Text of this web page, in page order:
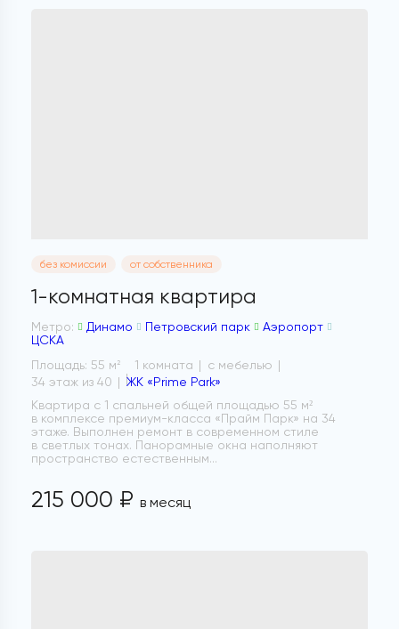
без комиссии от собственника
1-комнатная квартира
Метро: Динамо Петровский парк
Аэропорт
ЦСКА
Площадь: 55 м 2 1 комната
с мебелью
34 этаж из 40
ЖК «Prime Park»
Квартира с 1 спальней общей площадью 55 м²
в комплексе премиум-класса «Прайм Парк» на 34
этаже. Выполнен ремонт в современном стиле
в светлых тонах. Панорамные окна наполняют
пространство естественным...
215 000 ₽ в месяц